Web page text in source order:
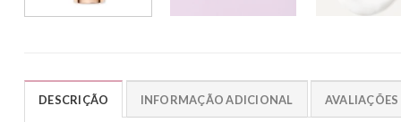
DESCRIÇÃO INFORMAÇÃO ADICIONAL AVALIAÇÕES